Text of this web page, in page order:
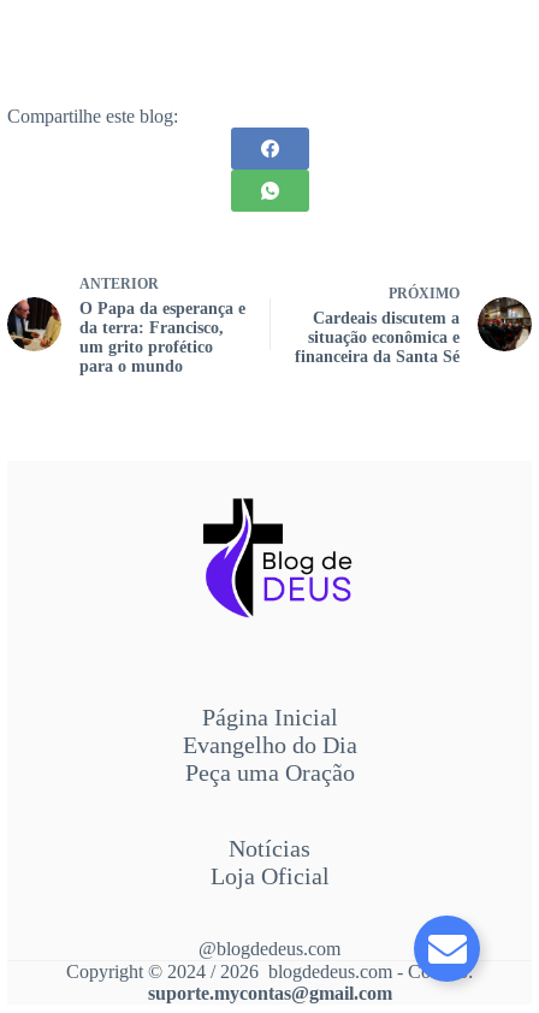
Compartilhe este blog:
ANTERIOR
O Papa da esperança e
da terra: Francisco,
um grito profético
para o mundo
PRÓXIMO
Cardeais discutem a
situação econômica e
financeira da Santa Sé
Página Inicial
Evangelho do Dia
Peça uma Oração
Notícias
Loja Oficial
@blogdedeus.com
Copyright © 2024 / 2026 blogdedeus.com - Contato:
suporte.mycontas@gmail.com